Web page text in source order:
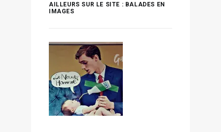
AILLEURS SUR LE SITE : BALADES EN
IMAGES